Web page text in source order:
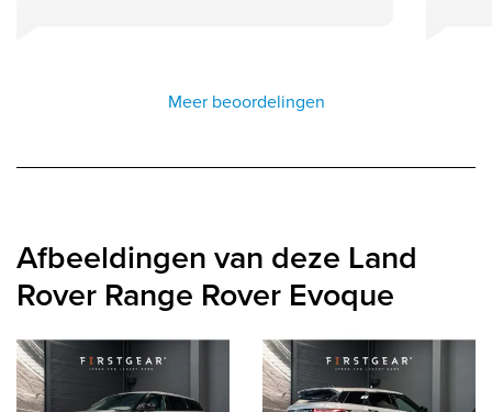
Meer beoordelingen
Afbeeldingen van deze Land
Rover Range Rover Evoque